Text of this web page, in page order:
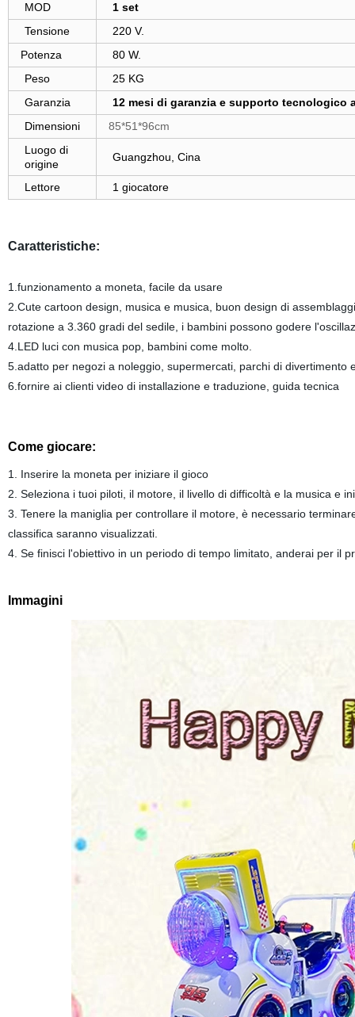
MOD
1 set
Tensione
220 V.
Potenza
80 W.
Peso
25 KG
Garanzia
12 mesi di garanzia e supporto tecnologico
Dimensioni
85*51*96cm
Luogo di
origine
Guangzhou, Cina
Lettore 1 giocatore
Caratteristiche:
1.funzionamento a moneta, facile da usare
2.Cute cartoon design, musica e musica, buon design di
rotazione a 3.360 gradi del sedile, i bambini possono godere
4.LED luci con musica pop, bambini come molto.
5.adatto per negozi a noleggio, supermercati, parchi di divertimento
6.fornire ai clienti video di installazione e traduzione, guida tecnica
Come giocare:
1. Inserire la moneta per iniziare il gioco
2. Seleziona i tuoi piloti, il motore, il livello di difficoltà e la musica e
3. Tenere la maniglia per controllare il motore, è necessario
classifica saranno visualizzati.
4. Se finisci l'obiettivo in un periodo di tempo limitato, anderai per il
Immagini